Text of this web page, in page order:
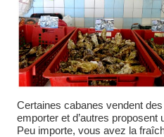
Certaines cabanes vendent
emporter et d’autres proposent
Peu importe, vous avez la